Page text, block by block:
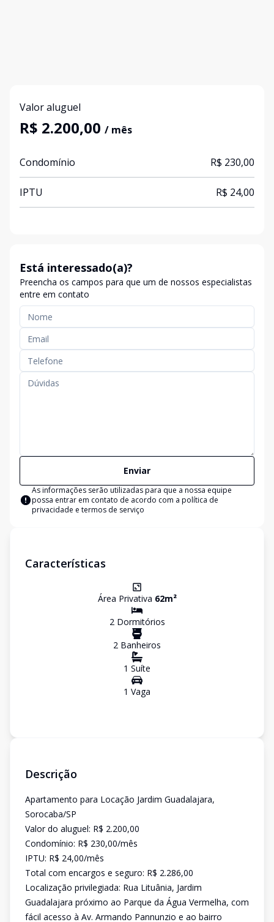
Valor aluguel
R$ 2.200,00 / mês
Condomínio R$ 230,00
IPTU R$ 24,00
Está interessado(a)?
Preencha os campos para que um de nossos especialistas
entre em contato
Enviar
As informações serão utilizadas para que a nossa equipe
possa entrar em contato de acordo com a política de
privacidade e termos de serviço
Características
Área Privativa 62m²
2Dormitórios
2 Banheiros
1 Suíte
1 Vaga
Descrição
Apartamento para Locação Jardim Guadalajara,
Sorocaba/SP
Valor do aluguel: R$ 2.200,00
Condomínio: R$ 230,00/mês
IPTU: R$ 24,00/mês
Total com encargos e seguro: R$ 2.286,00
Localização privilegiada: Rua Lituânia, Jardim
Guadalajara próximo ao Parque da Água Vermelha, com
fácil acesso à Av. Armando Pannunzio e ao bairro